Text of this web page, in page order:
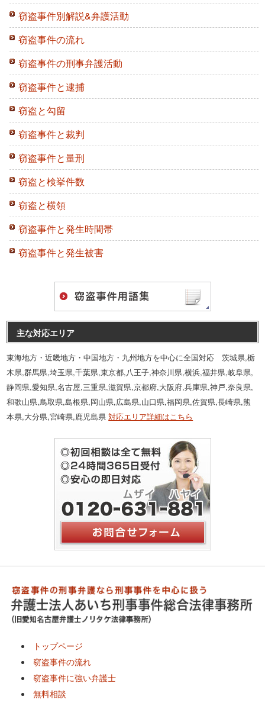
窃盗事件別解説&弁護活動
窃盗事件の流れ
窃盗事件の刑事弁護活動
窃盗事件と逮捕
窃盗と勾留
窃盗事件と裁判
窃盗事件と量刑
窃盗と検挙件数
窃盗と横領
窃盗事件と発生時間帯
窃盗事件と発生被害
主な対応エリア
東海地方・近畿地方・中国地方・九州地方を中心に全国対応 茨城県,栃
木県,群馬県,埼玉県,千葉県,東京都,八王子,神奈川県,横浜,福井県,岐阜県,
静岡県,愛知県,名古屋,三重県,滋賀県,京都府,大阪府,兵庫県,神戸,奈良県,
和歌山県,鳥取県,島根県,岡山県,広島県,山口県,福岡県,佐賀県,長崎県,熊
本県,大分県,宮崎県,鹿児島県対応エリア詳細はこちら
トップページ
窃盗事件の流れ
窃盗事件に強い弁護士
無料相談